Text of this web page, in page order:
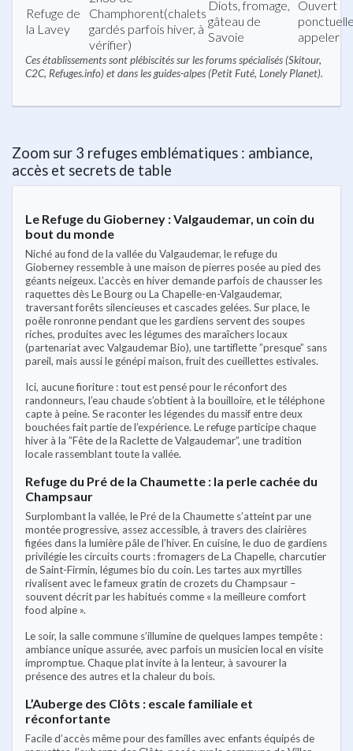
Refuge de
la Lavey
Champhorent(chalets
gardés parfois hiver, à
vérifier)
Diots, fromage,
gâteau de
Savoie
Ouvert
appeler
Ces établissements sont plébiscités sur les forums spécialisés (Skitour,
C2C, Refuges.info) et dans les guides-alpes (Petit Futé, Lonely Planet).
Zoom sur 3 refuges emblématiques : ambiance,
accès et secrets de table
Le Refuge du Gioberney : Valgaudemar, un coin du
bout du monde
Niché au fond de la vallée du Valgaudemar, le refuge du
Gioberney ressemble à une maison de pierres posée au pied des
géants neigeux. L’accès en hiver demande parfois de chausser les
raquettes dès Le Bourg ou La Chapelle-en-Valgaudemar,
traversant forêts silencieuses et cascades gelées. Sur place, le
poêle ronronne pendant que les gardiens servent des soupes
riches, produites avec les légumes des maraîchers locaux
(partenariat avec Valgaudemar Bio), une tartiflette ”presque” sans
pareil, mais aussi le génépi maison, fruit des cueillettes estivales.
Ici, aucune fioriture : tout est pensé pour le réconfort des
randonneurs, l’eau chaude s’obtient à la bouilloire, et le téléphone
capte à peine. Se raconter les légendes du massif entre deux
bouchées fait partie de l’expérience. Le refuge participe chaque
hiver à la ”Fête de la Raclette de Valgaudemar”, une tradition
locale rassemblant toute la vallée.
Refuge du Pré de la Chaumette : la perle cachée du
Champsaur
Surplombant la vallée, le Pré de la Chaumette s’atteint par une
montée progressive, assez accessible, à travers des clairières
figées dans la lumière pâle de l’hiver. En cuisine, le duo de gardiens
privilégie les circuits courts : fromagers de La Chapelle, charcutier
de Saint-Firmin, légumes bio du coin. Les tartes aux myrtilles
rivalisent avec le fameux gratin de crozets du Champsaur –
souvent décrit par les habitués comme « la meilleure comfort
food alpine ».
Le soir, la salle commune s’illumine de quelques lampes tempête :
ambiance unique assurée, avec parfois un musicien local en visite
impromptue. Chaque plat invite à la lenteur, à savourer la
présence des autres et la chaleur du bois.
L’Auberge des Clôts : escale familiale et
réconfortante
Facile d’accès même pour des familles avec enfants équipés de